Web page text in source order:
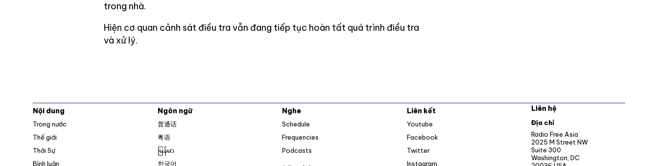
trong nhà.
Hiện cơ quan cảnh sát điều tra vẫn đang tiếp tục hoàn tất quá trình điều tra
và xử lý.
Nội dung
Trong nước
Thế giới
Thời Sự
Bình luận
Ngôn ngữ
普通话
粤语
မြန်မာ
한국어
Nghe
Schedule
Frequencies
Podcasts
Liên kết
Youtube
Facebook
Twitter
Instagram
Liên hệ
Địa chỉ
Radio Free Asia
2025 M Street NW
Suite 300
Washington, DC